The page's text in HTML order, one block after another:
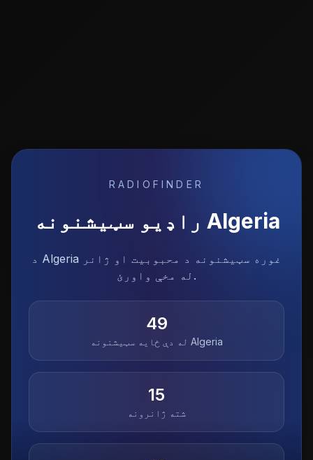
RADIOFINDER
راډیو سټیشنونه Algeria
د Algeria غوره سټیشنونه د محبوبیت او ژانر
له مخې واورئ.
49
له دې ځایه سټیشنونه Algeria
15
شته ژانرونه